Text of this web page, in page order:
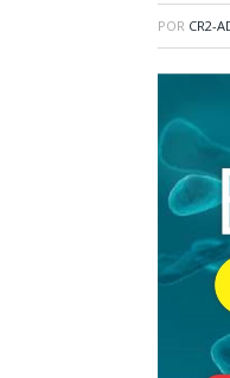
POR CR2-